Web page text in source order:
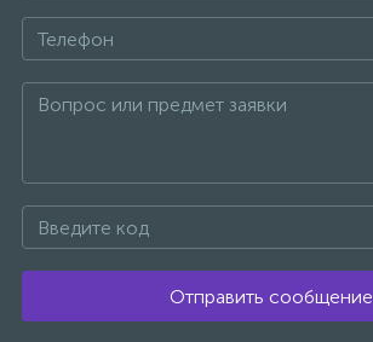
Отправить сообщение